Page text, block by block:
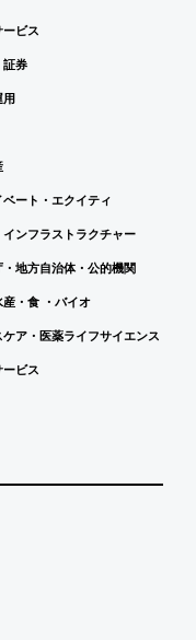
ービス
証券
用
ベート・エクイティ
インフラストラクチャー
・地方自治体・公的機関
産・食 ・バイオ
ケア・医薬ライフサイエンス
ービス